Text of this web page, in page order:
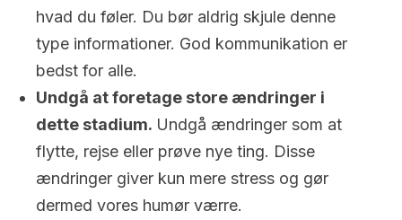
hvad du føler. Du bør aldrig skjule denne
type informationer. God kommunikation er
bedst for alle.
Undgå at foretage store ændringer i
dette stadium. Undgå ændringer som at
flytte, rejse eller prøve nye ting. Disse
ændringer giver kun mere stress og gør
dermed vores humør værre.